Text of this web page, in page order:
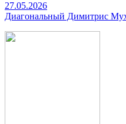
27.05.2026
Диагональный Димитрис